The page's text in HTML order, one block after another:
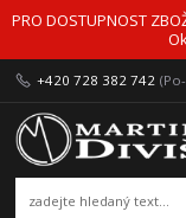
PRO DOSTUPNOST
+420 728 382 742